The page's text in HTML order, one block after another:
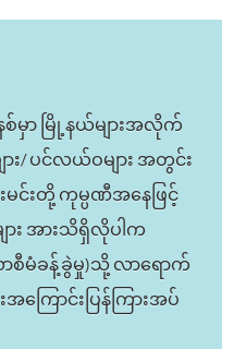
မှာ မြို့နယ်များအလိုက်
များ/ ပင်လယ်ဝများ အတွင်း
မင်းတို့ ကုမ္ပဏီအနေဖြင့်
း အားသိရှိလိုပါက
ာစီမံခန့်ခွဲမှု)သို့ လာရောက်
ကြောင်းပြန်ကြားအပ်